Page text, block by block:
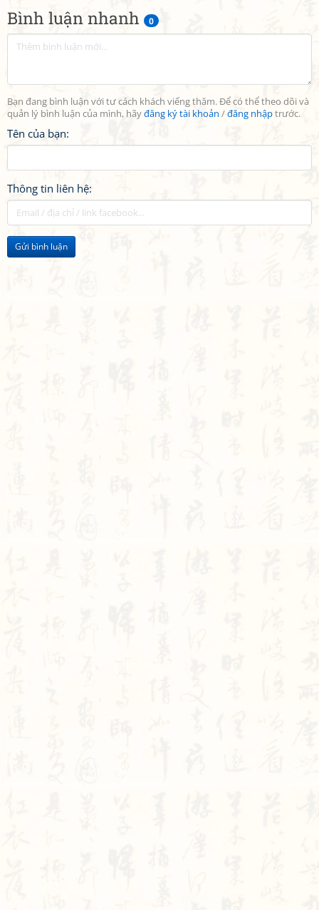
Bình luận nhanh 0
Bạn đang bình luận với tư cách khách viếng thăm. Để có thể theo dõi và
quản lý bình luận của mình, hãyđăng ký tài khoản /đăng nhậptrước.
Tên của bạn:
Thông tin liên hệ:
Gửi bình luận